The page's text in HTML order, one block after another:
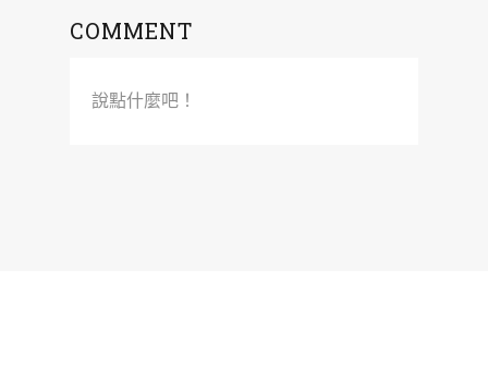
COMMENT
說點什麼吧！